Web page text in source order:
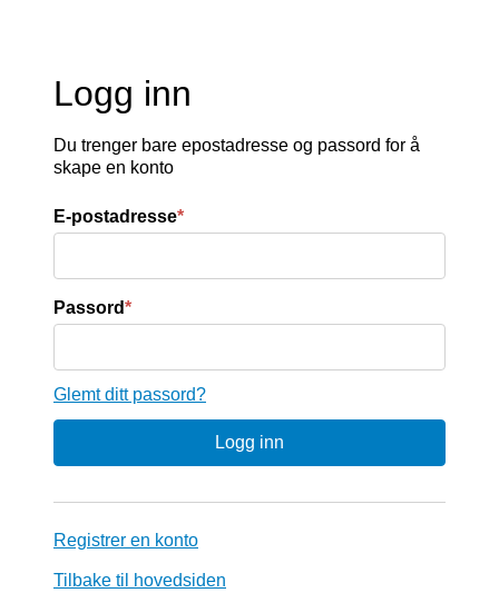
Logg inn
Du trenger bare epostadresse og passord for å
skape en konto
E-postadresse*
Passord*
Glemt ditt passord?
Registrer en konto
Tilbake til hovedsiden